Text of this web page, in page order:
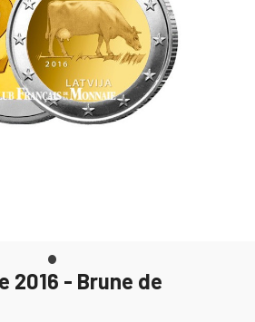
2016 - Brune de